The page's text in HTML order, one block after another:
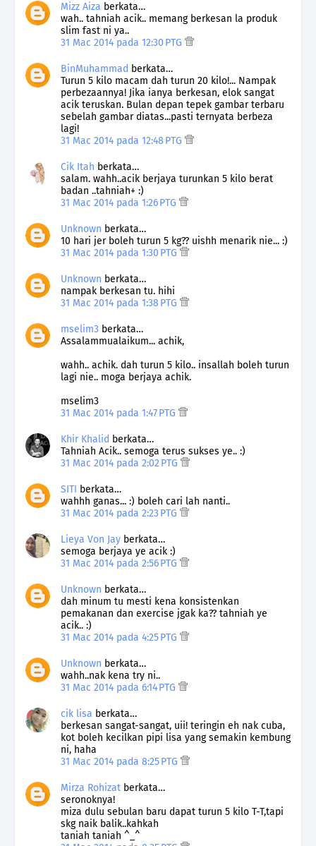
Mizz Aiza berkata…
wah.. tahniah acik.. memang berkesan la produk
slim fast ni ya..
31 Mac 2014 pada 12:30 PTG
BinMuhammad berkata…
Turun 5 kilo macam dah turun 20 kilo!... Nampak
perbezaannya! Jika ianya berkesan, elok sangat
acik teruskan. Bulan depan tepek gambar terbaru
sebelah gambar diatas...pasti ternyata berbeza
lagi!
31 Mac 2014 pada 12:48 PTG
Cik Itah berkata…
salam. wahh..acik berjaya turunkan 5 kilo berat
badan ..tahniah+ :)
31 Mac 2014 pada 1:26 PTG
Unknown berkata…
10 hari jer boleh turun 5 kg?? uishh menarik nie... :)
31 Mac 2014 pada 1:30 PTG
Unknown berkata…
nampak berkesan tu. hihi
31 Mac 2014 pada 1:38 PTG
mselim3 berkata…
Assalammualaikum... achik,
wahh.. achik. dah turun 5 kilo.. insallah boleh turun
lagi nie.. moga berjaya achik.
mselim3
31 Mac 2014 pada 1:47 PTG
Khir Khalid berkata…
Tahniah Acik.. semoga terus sukses ye.. :)
31 Mac 2014 pada 2:02 PTG
SITI berkata…
wahhh ganas... :) boleh cari lah nanti..
31 Mac 2014 pada 2:23 PTG
Lieya Von Jay berkata…
semoga berjaya ye acik :)
31 Mac 2014 pada 2:56 PTG
Unknown berkata…
dah minum tu mesti kena konsistenkan
pemakanan dan exercise jgak ka?? tahniah ye
acik.. :)
31 Mac 2014 pada 4:25 PTG
Unknown berkata…
wahh..nak kena try ni..
31 Mac 2014 pada 6:14 PTG
cik lisa berkata…
berkesan sangat-sangat, uii! teringin eh nak cuba,
kot boleh kecilkan pipi lisa yang semakin kembung
ni, haha
31 Mac 2014 pada 8:25 PTG
Mirza Rohizat berkata…
seronoknya!
miza dulu sebulan baru dapat turun 5 kilo T-T,tapi
skg naik balik..kahkah
taniah taniah ^_^